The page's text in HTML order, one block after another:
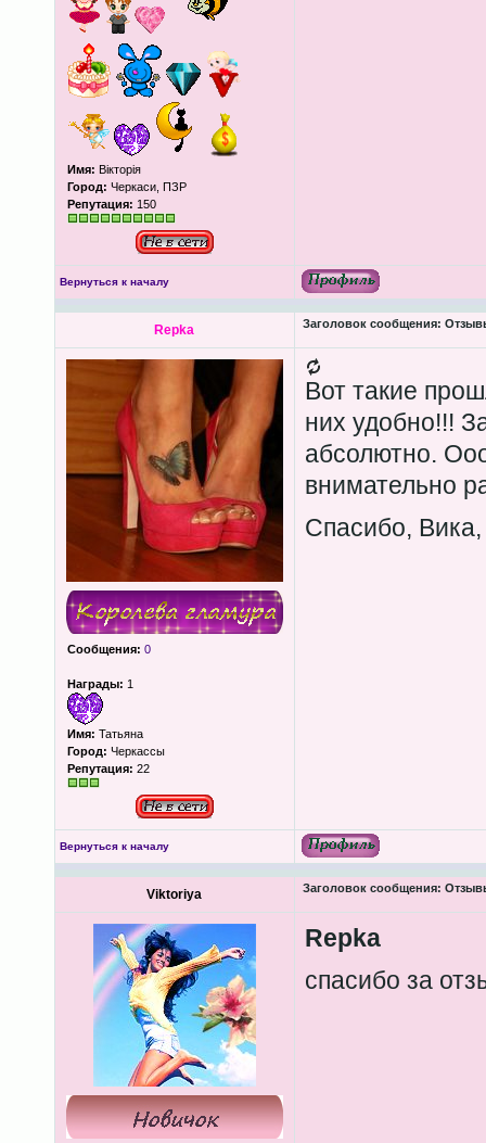
Имя: Вікторія
Город: Черкаси, ПЗР
Репутация: 150
Вернуться к началу
Repka Заголовок сообщения:
Сообщения: 0
Награды: 1
Имя: Татьяна
Город: Черкассы
Репутация: 22
Вот такие
них удобно!!!
абсолютно.
внимательно
Спасибо,
Вернуться к началу
Viktoriya Заголовок сообщения:
Repka
спасибо за